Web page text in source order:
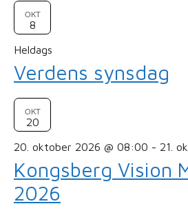
OKT
8
Heldags
Verdens synsdag
OKT
20
20. oktober 2026 @ 08:00 - 21.
Kongsberg Vision
2026